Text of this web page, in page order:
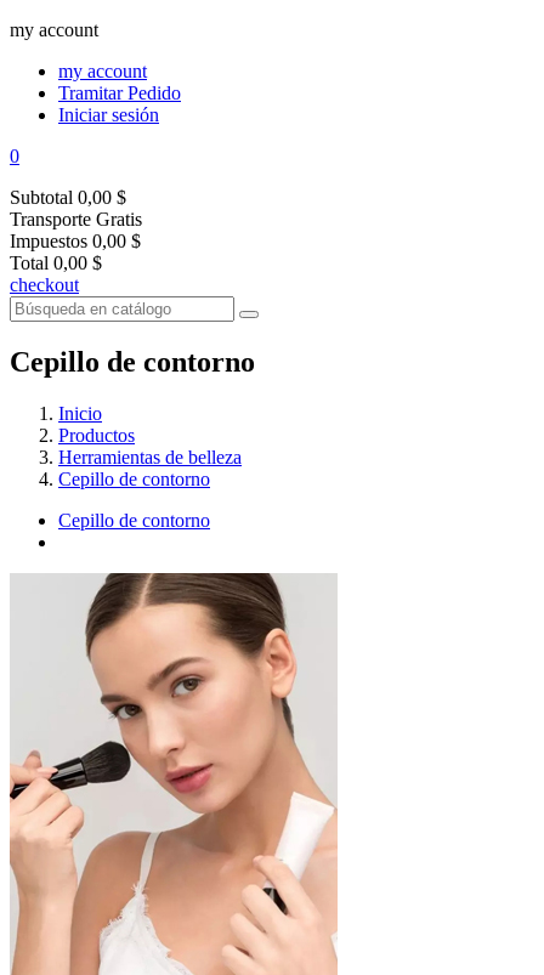
my account
my account
Tramitar Pedido
Iniciar sesión
0
Subtotal 0,00 $
Transporte Gratis
Impuestos 0,00 $
Total 0,00 $
checkout
Cepillo de contorno
Inicio
Productos
Herramientas de belleza
Cepillo de contorno
Cepillo de contorno